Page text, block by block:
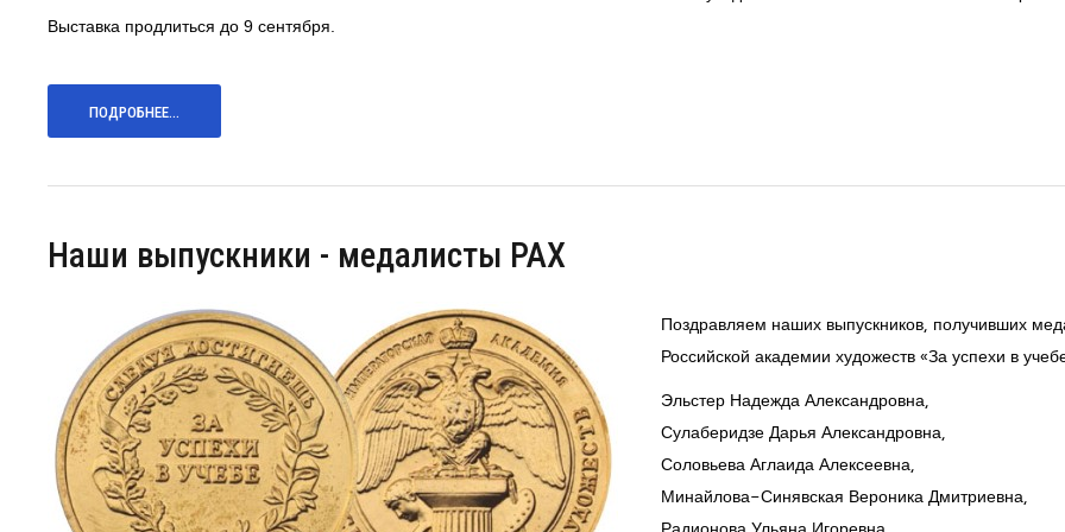
Выставка продлиться до 9 сентября.
ПОДРОБНЕЕ...
Наши выпускники - медалисты РАХ
Поздравляем наших выпускников, получивших
Российской академии художеств «За успехи в
Эльстер Надежда Александровна,
Сулаберидзе Дарья Александровна,
Соловьева Аглаида Алексеевна,
Минайлова-Синявская Вероника Дмитриевна,